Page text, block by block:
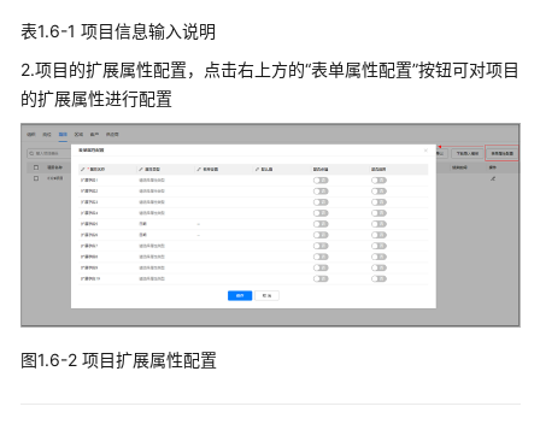
许
可
相
关
配
置
打
卡
围
规
表1.6-1 项目信息输入说明
2.项目的扩展属性配置，点击右上方的“表单属性配置”按钮可对项目
的扩展属性进行配置
图1.6-2 项目扩展属性配置